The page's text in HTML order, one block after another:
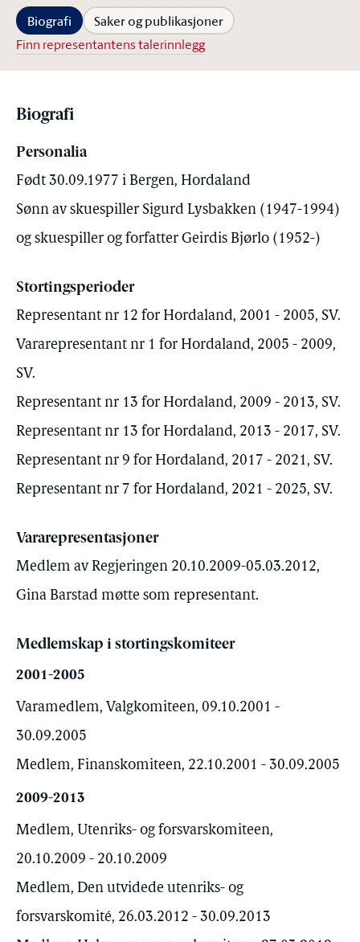
Biografi Saker og publikasjoner
Finn representantens talerinnlegg
Biografi
Personalia
Født 30.09.1977 i Bergen, Hordaland
Sønn av skuespiller Sigurd Lysbakken (1947-1994)
og skuespiller og forfatter Geirdis Bjørlo (1952-)
Stortingsperioder
Representant nr 12 for Hordaland, 2001 - 2005, SV.
Vararepresentant nr 1 for Hordaland, 2005 - 2009,
SV.
Representant nr 13 for Hordaland, 2009 - 2013, SV.
Representant nr 13 for Hordaland, 2013 - 2017, SV.
Representant nr 9 for Hordaland, 2017 - 2021, SV.
Representant nr 7 for Hordaland, 2021 - 2025, SV.
Vararepresentasjoner
Medlem av Regjeringen 20.10.2009-05.03.2012,
Gina Barstad møtte som representant.
Medlemskap i stortingskomiteer
2001-2005
Varamedlem, Valgkomiteen, 09.10.2001 -
30.09.2005
Medlem, Finanskomiteen, 22.10.2001 - 30.09.2005
2009-2013
Medlem, Utenriks- og forsvarskomiteen,
20.10.2009 - 20.10.2009
Medlem, Den utvidede utenriks- og
forsvarskomité, 26.03.2012 - 30.09.2013